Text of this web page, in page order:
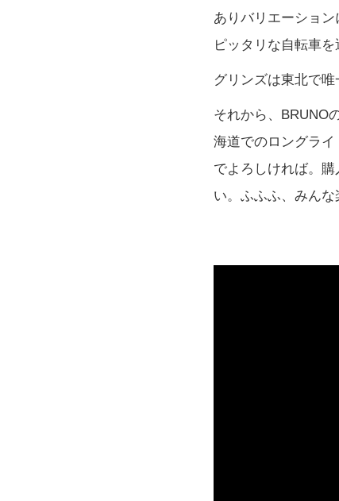
ありバリエーション
ピッタリな自転車
グリンズは東北で
それから、BRUNO
海道でのロングラ
でよろしければ。
い。ふふふ、みんな